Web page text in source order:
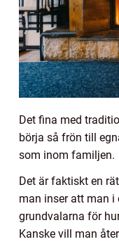
Det fina med
börja så frön till
som inom familjen.
Det är faktiskt en
man inser att man i
grundvalarna för
Kanske vill man